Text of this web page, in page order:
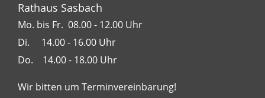
Rathaus Sasbach
Mo. bis Fr. 08.00 - 12.00 Uhr
Di. 14.00 - 16.00 Uhr
Do. 14.00 - 18.00 Uhr
Wir bitten um Terminvereinbarung!